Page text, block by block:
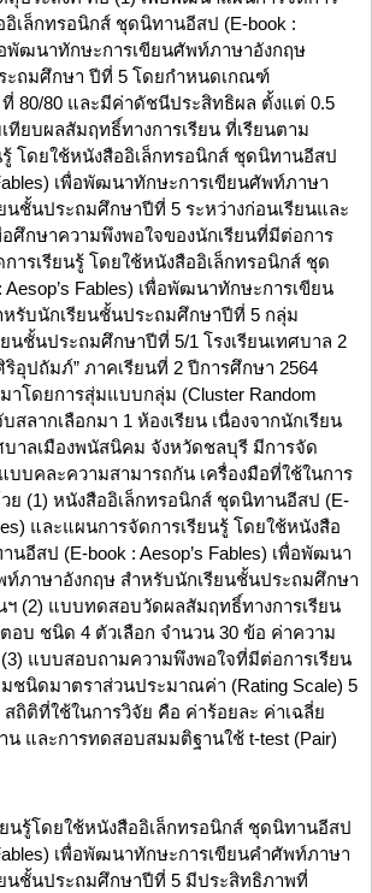
อิเล็กทรอนิกส์ ชุดนิทานอีสป (E-book :
อพัฒนาทักษะการเขียนศัพท์ภาษาอังกฤษ
ะถมศึกษา ปีที่ 5 โดยกำหนดเกณฑ์
80/80 และมีค่าดัชนีประสิทธิผล ตั้งแต่ 0.5
ทียบผลสัมฤทธิ์ทางการเรียน ที่เรียนตาม
โดยใช้หนังสืออิเล็กทรอนิกส์ ชุดนิทานอีสป
เพื่อพัฒนาทักษะการเขียนศัพท์ภาษา
นชั้นประถมศึกษาปีที่ 5 ระหว่างก่อนเรียนและ
อศึกษาความพึงพอใจของนักเรียนที่มีต่อการ
ารเรียนรู้ โดยใช้หนังสืออิเล็กทรอนิกส์ ชุด
Fables) เพื่อพัฒนาทักษะการเขียน
รับนักเรียนชั้นประถมศึกษาปีที่ 5 กลุ่ม
นชั้นประถมศึกษาปีที่ 5/1 โรงเรียนเทศบาล 2
ริอุปถัมภ์” ภาคเรียนที่ 2 ปีการศึกษา 2564
าโดยการสุ่มแบบกลุ่ม (Cluster Random
สลากเลือกมา 1 ห้องเรียน เนื่องจากนักเรียน
บาลเมืองพนัสนิคม จังหวัดชลบุรี มีการจัด
บบคละความสามารถกัน เครื่องมือที่ใช้ในการ
ย (1) หนังสืออิเล็กทรอนิกส์ ชุดนิทานอีสป (E-
และแผนการจัดการเรียนรู้ โดยใช้หนังสือ
นอีสป (E-book : Aesop’s Fables) เพื่อพัฒนา
ท์ภาษาอังกฤษ สำหรับนักเรียนชั้นประถมศึกษา
(2) แบบทดสอบวัดผลสัมฤทธิ์ทางการเรียน
อบ ชนิด 4 ตัวเลือก จำนวน 30 ข้อ ค่าความ
แบบสอบถามความพึงพอใจที่มีต่อการเรียน
ชนิดมาตราส่วนประมาณค่า (Rating Scale) 5
ถิติที่ใช้ในการวิจัย คือ ค่าร้อยละ ค่าเฉลี่ย
น และการทดสอบสมมติฐานใช้ t-test (Pair)
นรู้โดยใช้หนังสืออิเล็กทรอนิกส์ ชุดนิทานอีสป
เพื่อพัฒนาทักษะการเขียนคำศัพท์ภาษา
นชั้นประถมศึกษาปีที่ 5 มีประสิทธิภาพที่